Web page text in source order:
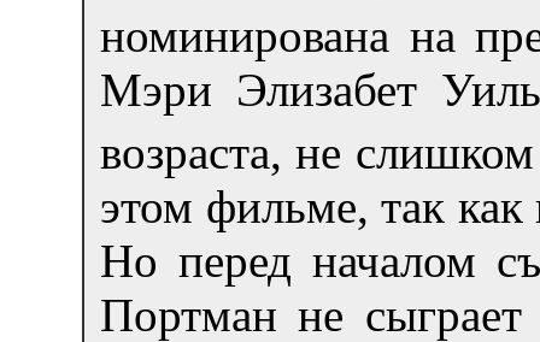
номинирована на
Мэри Элизабет
возраста, не
этом фильме, так как
Но перед началом
Портман не